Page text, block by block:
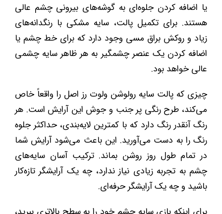
یا اضافه کردن جلوه‌ای به گوشه‌های بیرونی چشم عالی
هستند. برای تکمیل پالت، سایه مشکی با رنگدانه‌های
زیاد و روکش براق مسی وجود دارد که برای خط چشم یا
اضافه کردن یک عنصر چشمگیر به هر ظاهر سایه چشمی
عالی خواهد بود.
چیزی که پالت سایه رولوشن ولوت رز اصل را واقعاً خاص
می‌کند، طرح رنگی پر جنب و جوش این آرایش است. هر
رنگ آنقدر رنگ دارد که با کمترین لایه‌بندی، حداکثر جلوه
رنگ را به دست می‌آورید. این باعث می‌شود آرایش شما
در تمام طول روز روشن بماند. ترکیب آسان سایه‌های
چشم به تجربه زیادی نیاز ندارد، چه یک آرایشگر تازه‌کار
باشید و چه یک آرایشگر حرفه‌ای.